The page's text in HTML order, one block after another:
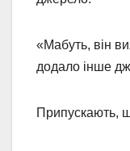
«Мабуть, він
додало інше
Припускають,